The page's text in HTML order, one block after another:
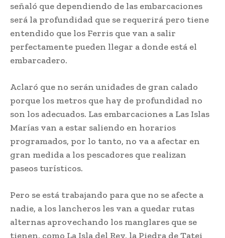
señaló que dependiendo de las embarcaciones
será la profundidad que se requerirá pero tiene
entendido que los Ferris que van a salir
perfectamente pueden llegar a donde está el
embarcadero.
Aclaró que no serán unidades de gran calado
porque los metros que hay de profundidad no
son los adecuados. Las embarcaciones a Las Islas
Marías van a estar saliendo en horarios
programados, por lo tanto, no va a afectar en
gran medida a los pescadores que realizan
paseos turísticos.
Pero se está trabajando para que no se afecte a
nadie, a los lancheros les van a quedar rutas
alternas aprovechando los manglares que se
tienen, como La Isla del Rey, la Piedra de Tatei